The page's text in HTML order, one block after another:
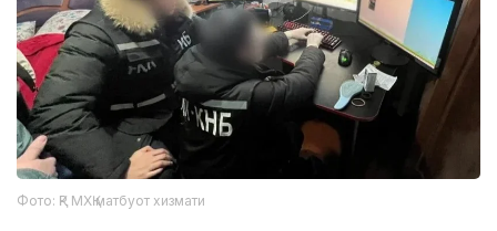
Фото: ҚР МХҚ матбуот хизмати